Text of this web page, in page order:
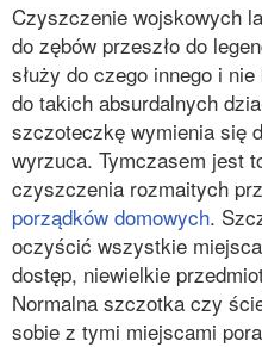
Czyszczenie wojskowych
do zębów przeszło do
służy do czego innego i
do takich absurdalnych
szczoteczkę wymienia się
wyrzuca. Tymczasem jest
czyszczenia rozmaitych
porządków domowych.
oczyścić wszystkie
dostęp, niewielkie
Normalna szczotka czy
sobie z tymi miejscami